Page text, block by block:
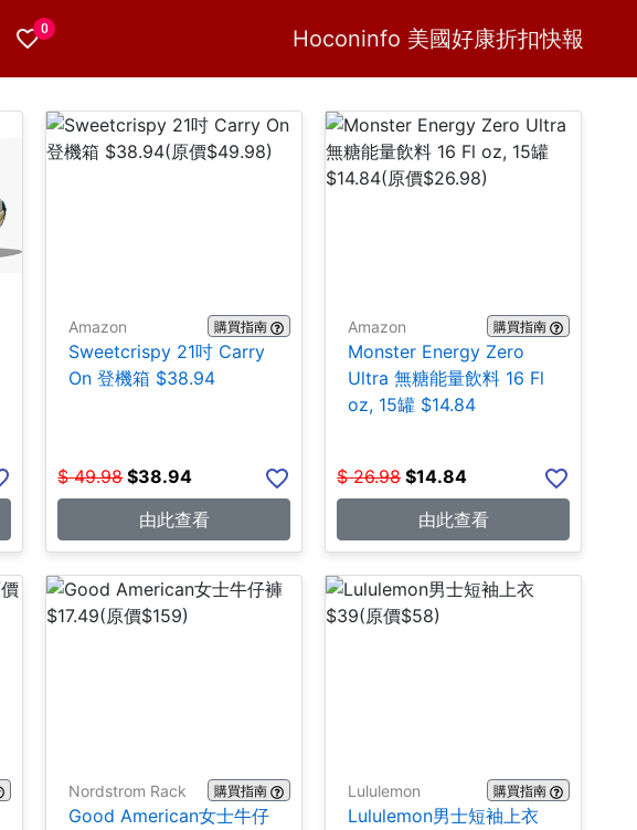
0 Hoconinfo 美國好康折扣快報
H Home
Amazon 購買指南
Sweetcrispy 21吋 Carry
On 登機箱 $38.94
$ 49.98 $38.94
由此查看
Amazon 購買指南
Monster Energy Zero
Ultra 無糖能量飲料 16 Fl
oz, 15罐 $14.84
$ 26.98 $14.84
由此查看
Nordstrom Rack 購買指南
Good American女士牛仔
Lululemon 購買指南
Lululemon男士短袖上衣